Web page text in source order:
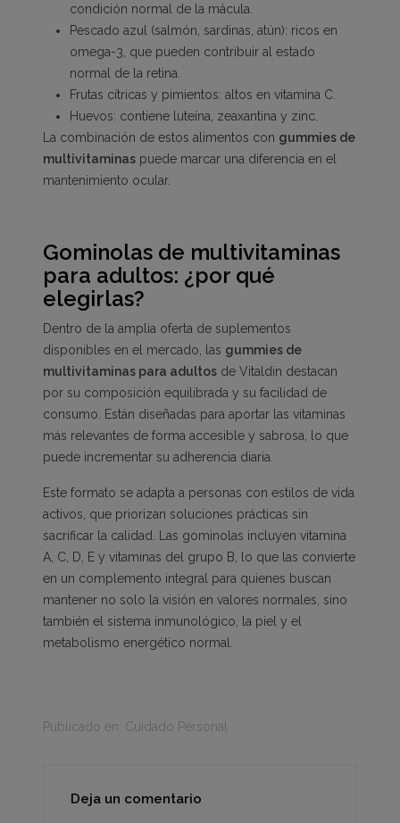
condición normal de la mácula.
Pescado azul (salmón, sardinas, atún): ricos en
omega-3, que pueden contribuir al estado
normal de la retina.
Frutas cítricas y pimientos: altos en vitamina C.
Huevos: contiene luteína, zeaxantina y zinc.
La combinación de estos alimentos con gummies de
multivitaminas puede marcar una diferencia en el
mantenimiento ocular.
Gominolas de multivitaminas
para adultos: ¿por qué
elegirlas?
Dentro de la amplia oferta de suplementos
disponibles en el mercado, las gummies de
multivitaminas para adultos de Vitaldin destacan
por su composición equilibrada y su facilidad de
consumo. Están diseñadas para aportar las vitaminas
más relevantes de forma accesible y sabrosa, lo que
puede incrementar su adherencia diaria.
Este formato se adapta a personas con estilos de vida
activos, que priorizan soluciones prácticas sin
sacrificar la calidad. Las gominolas incluyen vitamina
A, C, D, E y vitaminas del grupo B, lo que las convierte
en un complemento integral para quienes buscan
mantener no solo la visión en valores normales, sino
también el sistema inmunológico, la piel y el
metabolismo energético normal.
Publicado en: Cuidado Personal
Deja un comentario